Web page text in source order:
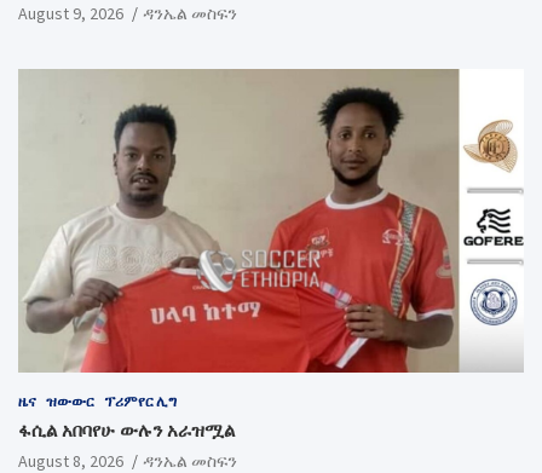
August 9, 2026 ዳንኤል መስፍን
ዜና ዝውውር ፕሪምየር ሊግ
ፋሲል አበባየሁ ውሉን አራዝሟል
August 8, 2026 ዳንኤል መስፍን